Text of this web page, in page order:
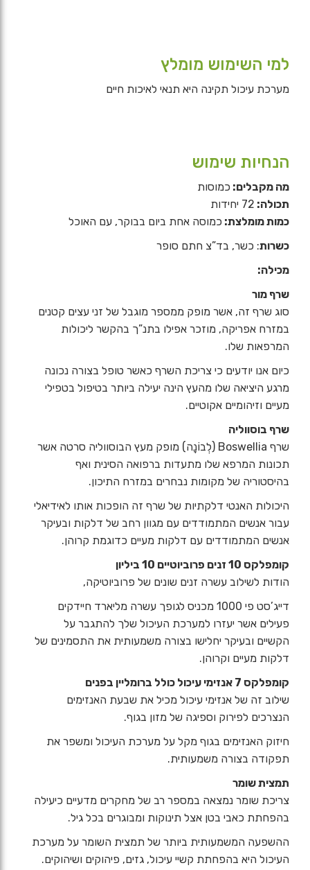
למי השימוש מומלץ
מערכת עיכול תקינה היא תנאי לאיכות חיים
הנחיות שימוש
מה מקבלים: כמוסות
תכולה: 72 יחידות
כמות מומלצת: כמוסה אחת ביום בבוקר, עם האוכל
כשרות: כשר, בד”צ חתם סופר
מכילה:
שרף מור
סוג שרף זה, אשר מופק ממספר מוגבל של זני עצים קטנים
במזרח אפריקה, מוזכר אפילו בתנ”ך בהקשר ליכולות
המרפאות שלו.
כיום אנו יודעים כי צריכת השרף כאשר טופל בצורה נכונה
מרגע היציאה שלו מהעץ הינה יעילה ביותר בטיפול בטפילי
מעיים וזיהומיים אקוטיים.
שרף בוסווליה
שרף Boswellia (לְבוֹנָה) מופק מעץ הבוסווליה סרטה אשר
תכונות המרפא שלו מתעדות ברפואה הסינית ואף
בהיסטוריה של מקומות נבחרים במזרח התיכון.
היכולות האנטי דלקתיות של שרף זה הופכות אותו לאידיאלי
עבור אנשים המתמודדים עם מגוון רחב של דלקות ובעיקר
אנשים המתמודדים עם דלקות מעיים כדוגמת קרוהן.
קומפלקס 10 זנים פרוביוטיים 10 ביליון
הודות לשילוב עשרה זנים שונים של פרוביוטיקה,
דייג’סט פי 1000 מכניס לגופך עשרה מליארד חיידקים
פעילים אשר יעזרו למערכת העיכול שלך להתגבר על
הקשיים ובעיקר יחלישו בצורה משמעותית את התסמינים של
דלקות מעיים וקרוהן.
קומפלקס 7 אנזימי עיכול כולל ברומליין בפנים
שילוב זה של אנזימי עיכול מכיל את שבעת האנזימים
הנצרכים לפירוק וספיגה של מזון בגוף.
חיזוק האנזימים בגוף מקל על מערכת העיכול ומשפר את
תפקודה בצורה משמעותית.
תמצית שומר
צריכת שומר נמצאה במספר רב של מחקרים מדעיים כיעילה
בהפחתת כאבי בטן אצל תינוקות ומבוגרים בכל גיל.
ההשפעה המשמעותית ביותר של תמצית השומר על מערכת
העיכול היא בהפחתת קשיי עיכול, גזים, פיהוקים ושיהוקים.